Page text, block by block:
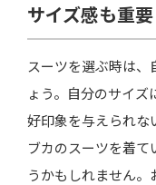
サイズ感も重要
スーツを選ぶ時は
ょう。自分のサイズ
好印象を与えられな
ブカのスーツを着て
うかもしれません